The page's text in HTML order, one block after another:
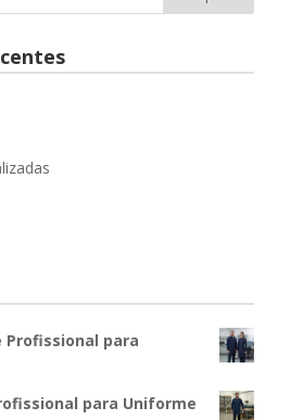
Profissional para
para Uniforme